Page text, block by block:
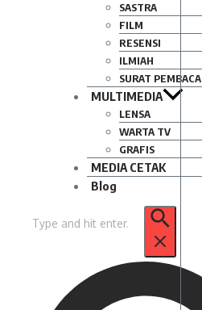
SASTRA
FILM
RESENSI
ILMIAH
SURAT PEMBACA
MULTIMEDIA
LENSA
WARTA TV
GRAFIS
MEDIA CETAK
Blog
untuk: